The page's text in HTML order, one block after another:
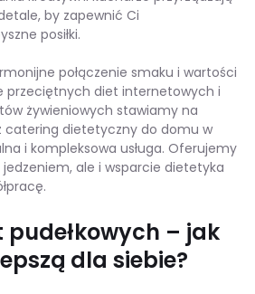
by zapewnić Ci
posiłki.
połączenie smaku i wartości
przeciętnych diet internetowych i
żywieniowych stawiamy na
catering dietetyczny do domu w
i kompleksowa usługa. Oferujemy
jedzeniem, ale i wsparcie dietetyka
pudełkowych – jak
dla siebie?